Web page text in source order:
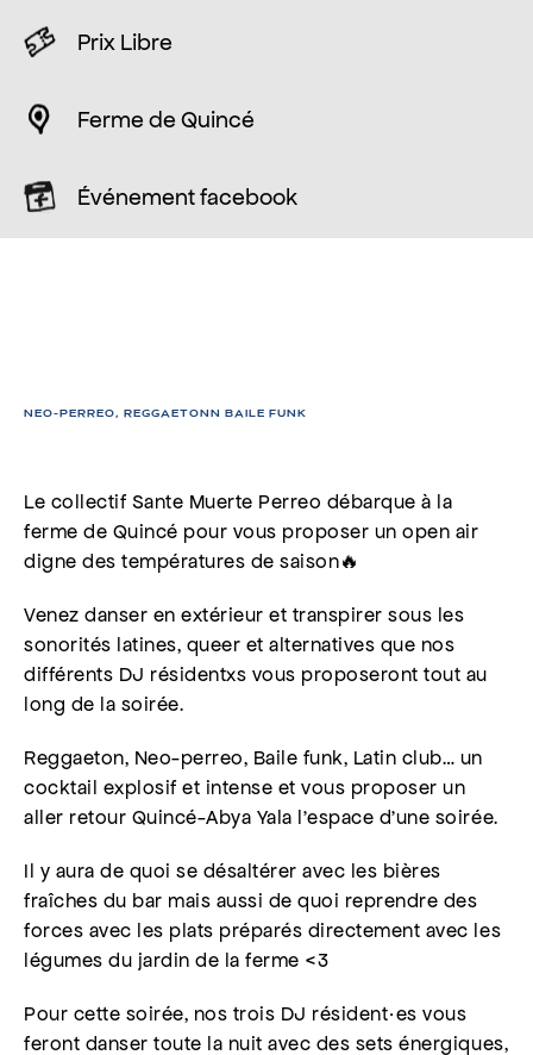
Prix Libre
Ferme de Quincé
Événement facebook
NEO-PERREO, REGGAETONN BAILE FUNK
Le collectif Sante Muerte Perreo débarque à la
ferme de Quincé pour vous proposer un open air
digne des températures de saison🔥
Venez danser en extérieur et transpirer sous les
sonorités latines, queer et alternatives que nos
différents DJ résidentxs vous proposeront tout au
long de la soirée.
Reggaeton, Neo-perreo, Baile funk, Latin club… un
cocktail explosif et intense et vous proposer un
aller retour Quincé-Abya Yala l’espace d’une soirée.
Il y aura de quoi se désaltérer avec les bières
fraîches du bar mais aussi de quoi reprendre des
forces avec les plats préparés directement avec les
légumes du jardin de la ferme <3
Pour cette soirée, nos trois DJ résident·es vous
feront danser toute la nuit avec des sets énergiques,